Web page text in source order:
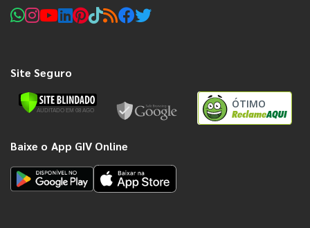
Site Seguro
ÓTIMO
Baixe o App GIV Online